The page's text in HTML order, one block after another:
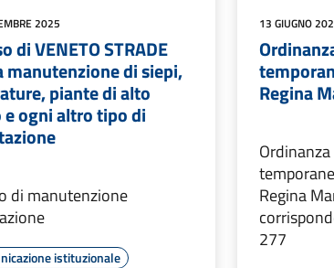
2025
di VENETO STRADE
manutenzione di siepi,
piante di alto
ogni altro tipo di
di manutenzione
istituzionale
13 GIUGNO
Regina
Regina
277